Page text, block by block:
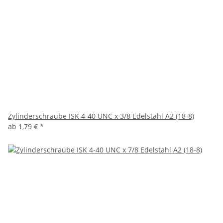
Zylinderschraube ISK 4-40 UNC x 3/8 Edelstahl A2 (18-8)
ab 1,79 € *